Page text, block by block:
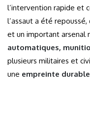
l’intervention rapide et
l’assaut a été
et un important arsenal
automatiques,
plusieurs militaires et
une empreinte